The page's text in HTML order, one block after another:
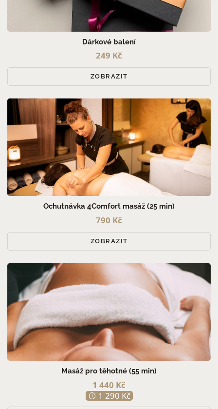
PRO MUŽE (8)
PRO PÁRY (4)
Dárkové balení
249 Kč
ZOBRAZIT
Ochutnávka 4Comfort masáž (25 min)
790 Kč
ZOBRAZIT
Masáž pro těhotné (55 min)
1 440 Kč
1 290 Kč